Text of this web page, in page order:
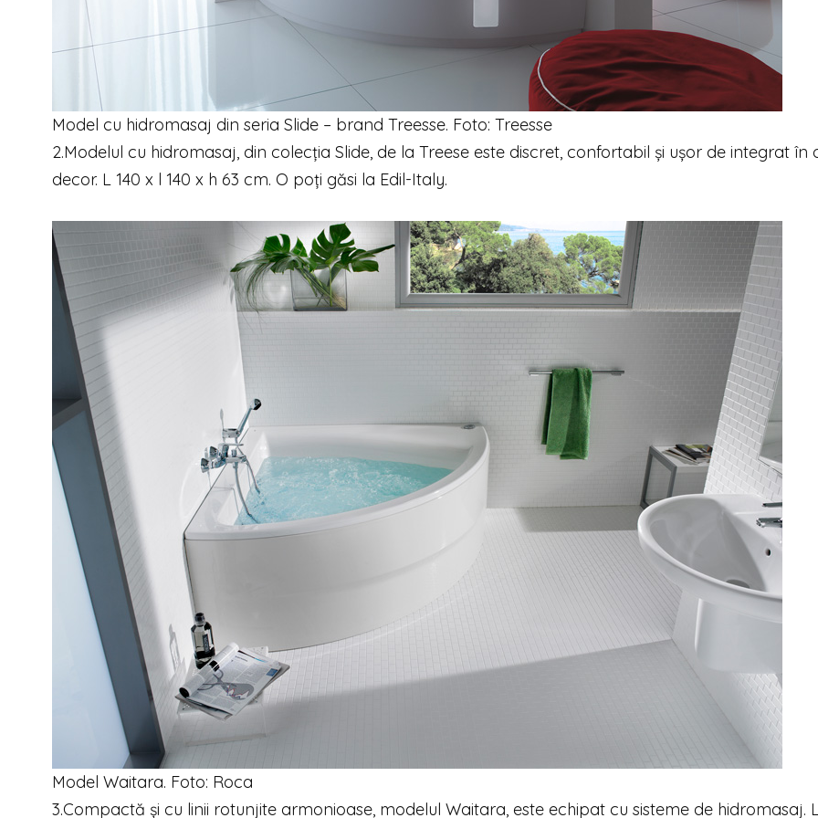
Model cu hidromasaj din seria Slide – brand Treesse. Foto: Treesse
2.Modelul cu hidromasaj, din colecția Slide, de la Treese este discret, confortabil și ușor de integrat în
decor. L 140 x l 140 x h 63 cm. O poți găsi la Edil-Italy.
Model Waitara. Foto: Roca
3.Compactă și cu linii rotunjite armonioase, modelul Waitara, este echipat cu sisteme de hidromasaj.